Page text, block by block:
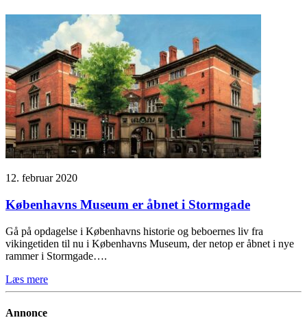
12. februar 2020
Københavns Museum er åbnet i Stormgade
Gå på opdagelse i Københavns historie og beboernes liv fra
vikingetiden til nu i Københavns Museum, der netop er åbnet i nye
rammer i Stormgade….
Læs mere
Annonce